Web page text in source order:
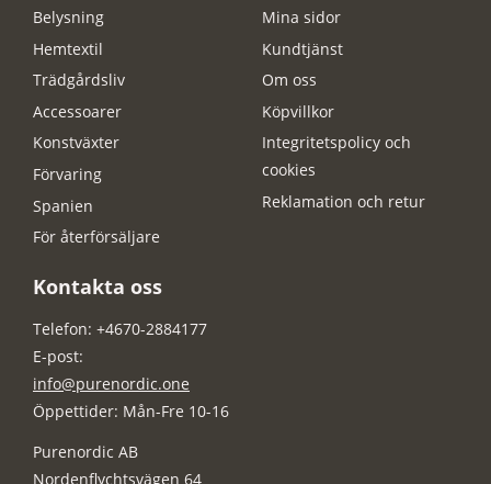
Belysning
Hemtextil
Trädgårdsliv
Accessoarer
Konstväxter
Förvaring
Spanien
För återförsäljare
Mina sidor
Kundtjänst
Om oss
Köpvillkor
Integritetspolicy och
cookies
Reklamation och retur
Kontakta oss
Telefon: +4670-2884177
E-post:
info@purenordic.one
Öppettider: Mån-Fre 10-16
Purenordic AB
Nordenflychtsvägen 64